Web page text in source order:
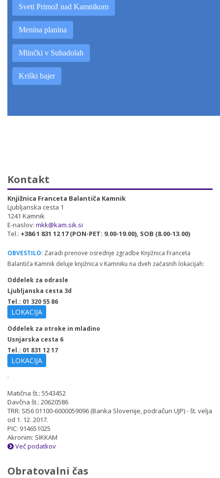
Sveti Primož nad Kamnikom
Menina planina
Mlinčki v Suhadolah
Kriški bajer
Kontakt
Knjižnica Franceta Balantiča Kamnik
Ljubljanska cesta 1
1241 Kamnik
E-naslov: mkk@kam.sik.si
Tel.: +386 1 831 12 17 (PON-PET: 9.00-19.00), SOB (8.00-13.00)
OBVESTILO: Zaradi prenove osrednje zgradbe Knjižnica Franceta
Balantiča Kamnik deluje knjižnica v Kamniku na dveh začasnih lokacijah:
Oddelek za odrasle
Ljubljanska cesta 3d
Tel.: 01 320 55 86
LOKACIJA
Oddelek za otroke in mladino
Usnjarska cesta 6
Tel.: 01 831 12 17
LOKACIJA
.
Matična št.: 5543452
Davčna št.: 20620586
TRR: SI56 01100-6000059096 (Banka Slovenije, podračun UJP) - št. velja
od 1. 12. 2017.
PIC: 914651025
Akronim: SIKKAM
Več podatkov
Obratovalni čas